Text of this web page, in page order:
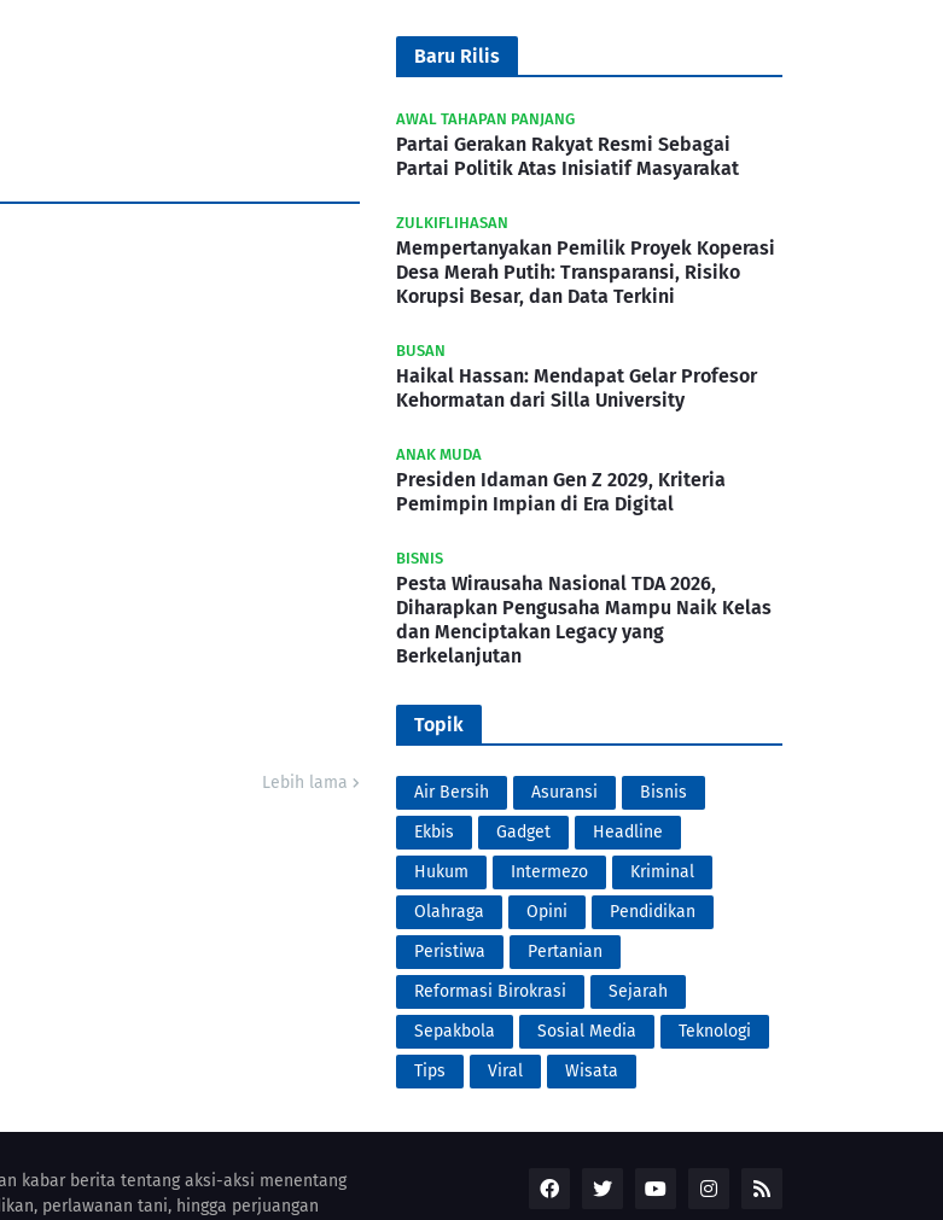
Lebih lama
Baru Rilis
AWAL TAHAPAN PANJANG
Partai Gerakan Rakyat Resmi Sebagai
Partai Politik Atas Inisiatif Masyarakat
ZULKIFLIHASAN
Mempertanyakan Pemilik Proyek Koperasi
Desa Merah Putih: Transparansi, Risiko
Korupsi Besar, dan Data Terkini
BUSAN
Haikal Hassan: Mendapat Gelar Profesor
Kehormatan dari Silla University
ANAK MUDA
Presiden Idaman Gen Z 2029, Kriteria
Pemimpin Impian di Era Digital
BISNIS
Pesta Wirausaha Nasional TDA 2026,
Diharapkan Pengusaha Mampu Naik Kelas
dan Menciptakan Legacy yang
Berkelanjutan
Topik
Air Bersih Asuransi
Bisnis
Ekbis
Gadget
Headline
Hukum
Intermezo
Kriminal
Olahraga
Opini
Pendidikan
Peristiwa
Pertanian
Reformasi Birokrasi
Sejarah
Sepakbola
Sosial Media
Teknologi
Tips
Viral Wisata
kabar berita tentang aksi-aksi menentang
perlawanan tani, hingga perjuangan